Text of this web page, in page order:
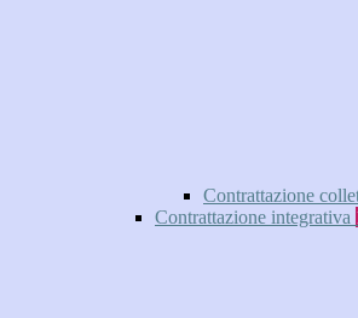
Contrattazione
Contrattazione integrativa